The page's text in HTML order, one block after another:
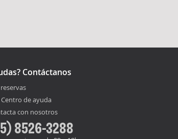
Contáctanos
Centro de ayuda
con nosotros
8526-3288